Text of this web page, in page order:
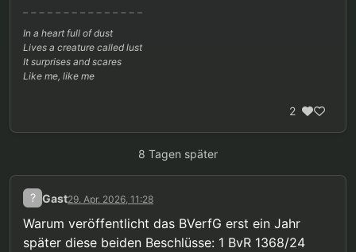
In a heart full of dust
Lives a creature called lust
It surprises and scares
Like me, like me
2
8 Tagen später
? Gast29. Apr. 2026, 11:28
Warum veröffentlicht das BVerfG erst ein Jahr
später diese beiden Beschlüsse: 1 BvR 1368/24